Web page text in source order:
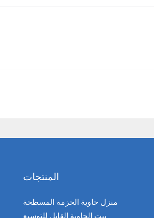
المنتجات
منزل حاوية الحزمة المسطحة
بيت الحاوية القابل للتوسيع